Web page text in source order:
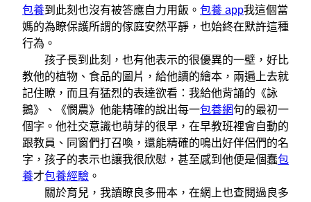
包養到此刻也沒有被答應自力用飯。 包養 app我這個當
媽的為瞭保護所謂的傢庭安然平靜，也始終在默許這種
行為。
孩子長到此刻，也有他表示的很優異的一壁，好比
教他的植物、食品的圖片，給他讀的繪本，兩遍上去就
記住瞭，而且有猛烈的表達欲看：我給他背誦的《詠
鵝》、《憫農》他能精確的說出每一包養網句的最初一
個字。他社交意識也萌芽的很早，在早教班裡會自動的
跟教員、同窗們打召喚，還能精確的鳴出好伴侶們的名
字，孩子的表示也讓我很欣慰，甚至感到他便是個蠢包
養才包養經驗 。
關於育兒，我讀瞭良多冊本，在網上也查閱過良多